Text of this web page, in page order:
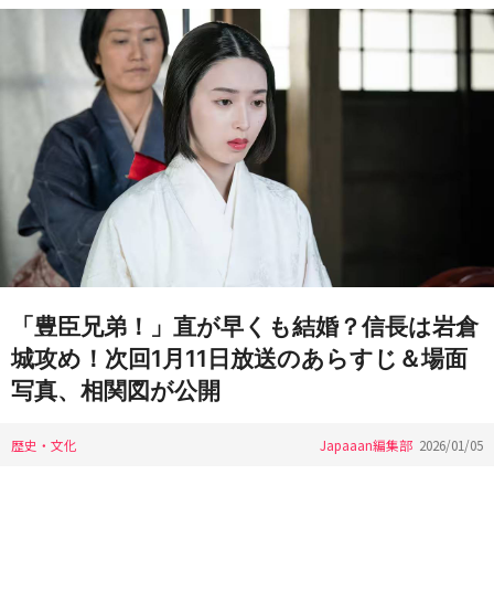
「豊臣兄弟！」直が早くも結婚？信長は岩倉
城攻め！次回1月11日放送のあらすじ＆場面
写真、相関図が公開
歴史・文化 Japaaan編集部 2026/01/05